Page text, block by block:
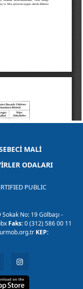
MALİ
ODALARI
PUBLIC
No: 19 Gölbaşı -
Faks:0 (312) 586 00 11
KEP: